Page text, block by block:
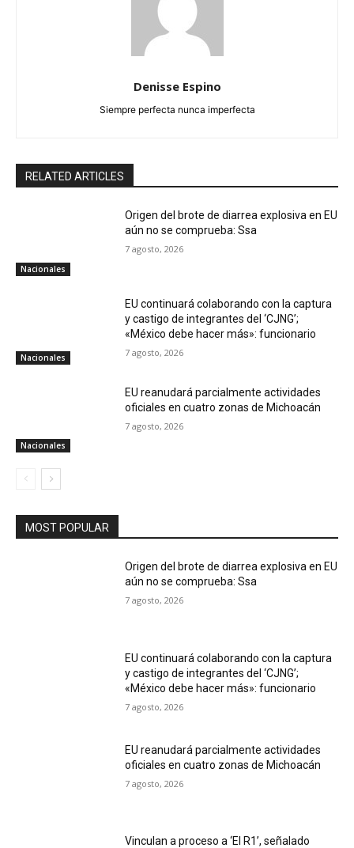
Denisse Espino
Siempre perfecta nunca imperfecta
RELATED ARTICLES
Nacionales
Origen del brote de diarrea explosiva en EU
aún no se comprueba: Ssa
7 agosto, 2026
Nacionales
EU continuará colaborando con la captura
y castigo de integrantes del ‘CJNG’;
«México debe hacer más»: funcionario
7 agosto, 2026
Nacionales
EU reanudará parcialmente actividades
oficiales en cuatro zonas de Michoacán
7 agosto, 2026
MOST POPULAR
Origen del brote de diarrea explosiva en EU
aún no se comprueba: Ssa
7 agosto, 2026
EU continuará colaborando con la captura
y castigo de integrantes del ‘CJNG’;
«México debe hacer más»: funcionario
7 agosto, 2026
EU reanudará parcialmente actividades
oficiales en cuatro zonas de Michoacán
7 agosto, 2026
Vinculan a proceso a ‘El R1’, señalado